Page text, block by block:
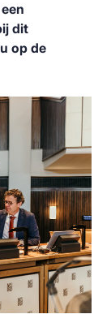
dit
op de